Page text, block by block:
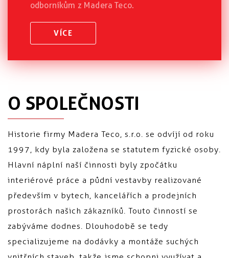
odborníkům z Madera Teco.
VÍCE
O SPOLEČNOSTI
Historie firmy Madera Teco, s.r.o. se odvíjí od roku
1997, kdy byla založena se statutem fyzické osoby.
Hlavní náplní naší činnosti byly zpočátku
interiérové práce a půdní vestavby realizované
především v bytech, kancelářích a prodejních
prostorách našich zákazníků. Touto činností se
zabýváme dodnes. Dlouhodobě se tedy
specializujeme na dodávky a montáže suchých